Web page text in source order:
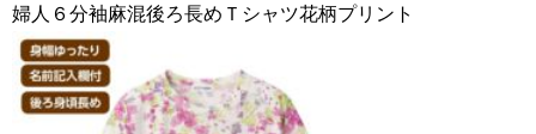
婦人６分袖麻混後ろ長めＴシャツ花柄プリント